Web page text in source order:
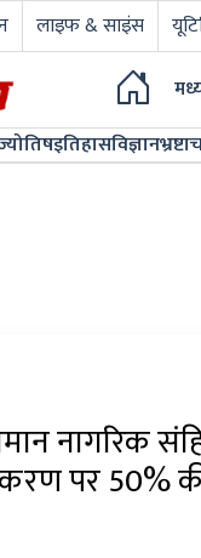
लाइफ & साइंस
इतिहासविज्ञान
नागरिक
पर 50%